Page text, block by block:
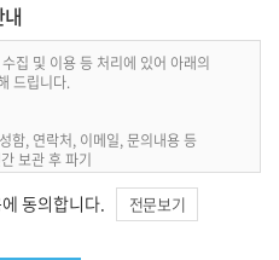
집 및 이용 등 처리에 있어 아래의
드립니다.
함, 연락처, 이메일, 문의내용 등
보관 후 파기
/ 이메일 sales@wantsnet.co.kr
동의합니다. 전문보기